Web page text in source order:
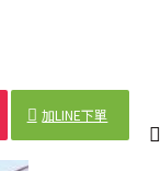
加LINE下單
廚房小物